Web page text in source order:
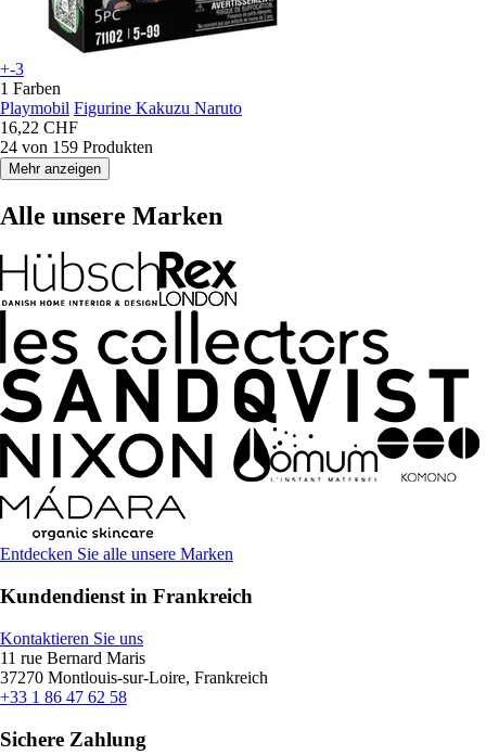
+-3
1 Farben
Playmobil Figurine Kakuzu Naruto
16,22 CHF
24 von 159 Produkten
Mehr anzeigen
Alle unsere Marken
Entdecken Sie alle unsere Marken
Kundendienst in Frankreich
Kontaktieren Sie uns
11 rue Bernard Maris
37270 Montlouis-sur-Loire, Frankreich
+33 1 86 47 62 58
Sichere Zahlung